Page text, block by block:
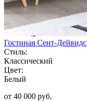
Гостиная Сент-Дейвидс
Стиль:
Классический
Цвет:
Белый
от 40 000 руб.